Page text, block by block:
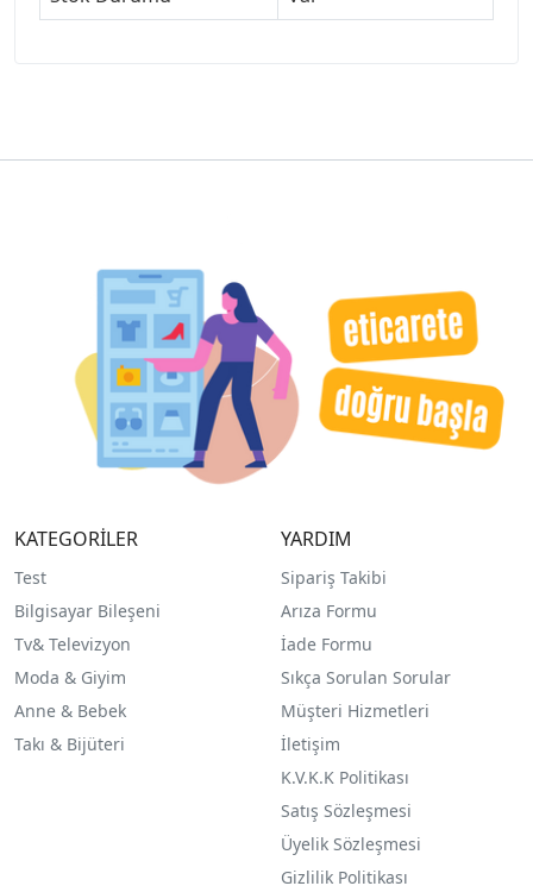
KATEGORİLER
Test
Bilgisayar Bileşeni
Tv& Televizyon
Moda & Giyim
Anne & Bebek
Takı & Bijüteri
YARDIM
Sipariş Takibi
Arıza Formu
İade Formu
Sıkça Sorulan Sorular
Müşteri Hizmetleri
İletişim
K.V.K.K Politikası
Satış Sözleşmesi
Üyelik Sözleşmesi
Gizlilik Politikası